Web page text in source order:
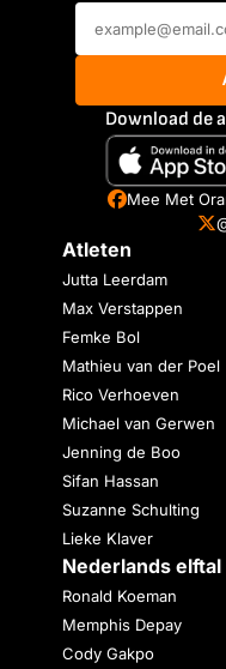
Download de
Mee Met
Atleten
Jutta Leerdam
Max Verstappen
Femke Bol
Mathieu van der Poel
Rico Verhoeven
Michael van Gerwen
Jenning de Boo
Sifan Hassan
Suzanne Schulting
Lieke Klaver
Nederlands elftal
Ronald Koeman
Memphis Depay
Cody Gakpo